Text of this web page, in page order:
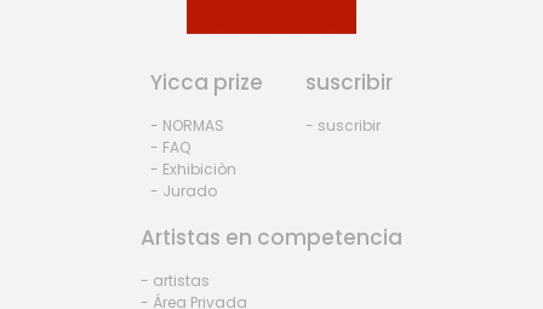
Yicca prize
- NORMAS
- FAQ
- Exhibiciòn
- Jurado
suscribir
- suscribir
Artistas en competencia
- artistas
- Área Privada